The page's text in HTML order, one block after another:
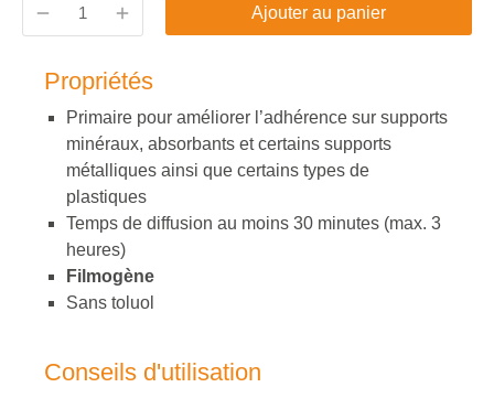
Ajouter au panier
Propriétés
Primaire pour améliorer l’adhérence sur supports
minéraux, absorbants et certains supports
métalliques ainsi que certains types de
plastiques
Temps de diffusion au moins 30 minutes (max. 3
heures)
Filmogène
Sans toluol
Conseils d'utilisation